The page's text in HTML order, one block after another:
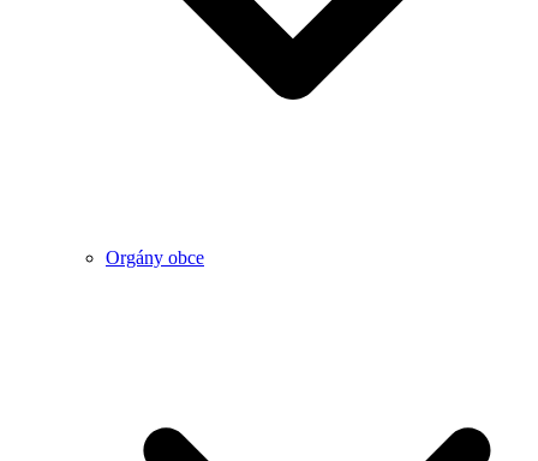
Orgány obce